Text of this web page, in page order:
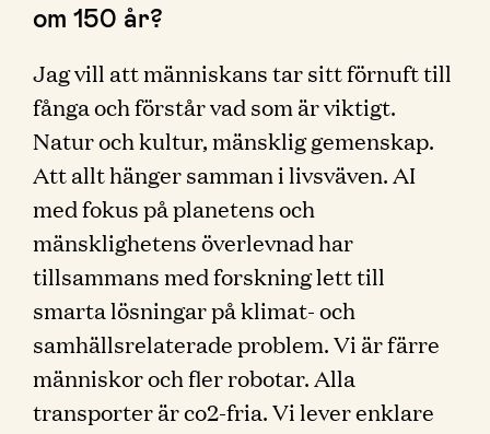
om 150 år?
Jag vill att människans tar sitt förnuft till
fånga och förstår vad som är viktigt.
Natur och kultur, mänsklig gemenskap.
Att allt hänger samman i livsväven. AI
med fokus på planetens och
mänsklighetens överlevnad har
tillsammans med forskning lett till
smarta lösningar på klimat- och
samhällsrelaterade problem. Vi är färre
människor och fler robotar. Alla
transporter är co2-fria. Vi lever enklare